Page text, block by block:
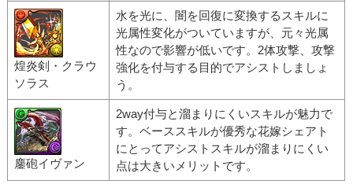
煌炎剣・クラウ
ソラス
水を光に、闇を回復に変換するスキルに
光属性変化がついていますが、元々光属
性なので影響が低いです。2体攻撃、攻撃
強化を付与する目的でアシストしましょ
う。
鏖砲イヴァン
2way付与と溜まりにくいスキルが魅力で
す。ベーススキルが優秀な花嫁シェアト
にとってアシストスキルが溜まりにくい
点は大きいメリットです。